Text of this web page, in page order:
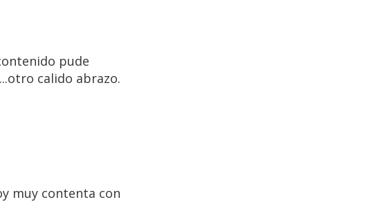
pude
calido abrazo.
muy contenta con